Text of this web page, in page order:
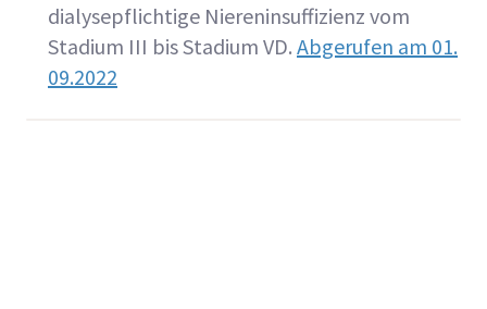
dialysepflichtige Niereninsuffizienz vom
Stadium III bis Stadium VD. Abgerufen am 01.
09.2022